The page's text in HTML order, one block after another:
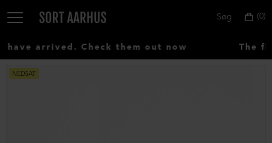
0
Søg
arrived. Check them out now The
NEDSAT